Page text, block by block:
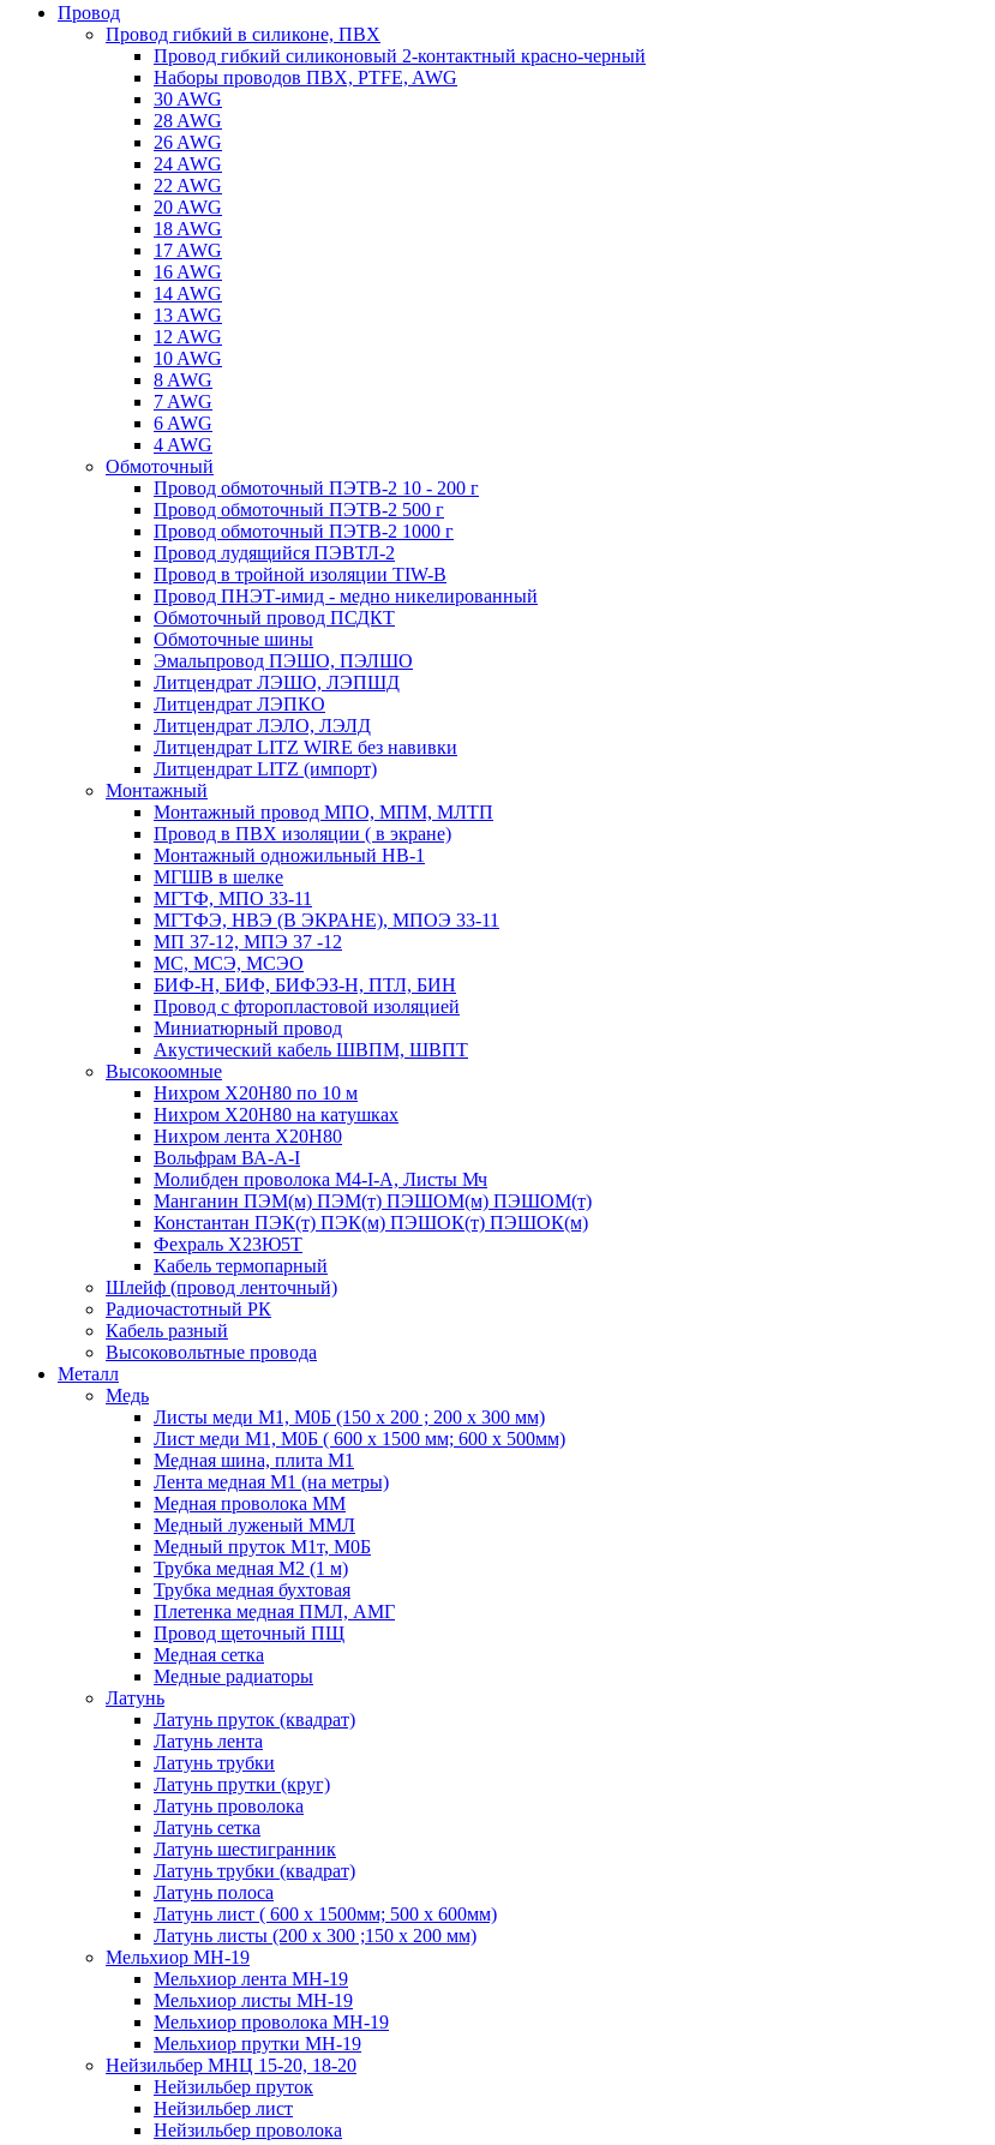
Провод
Провод гибкий в силиконе, ПВХ
Провод гибкий силиконовый 2-контактный красно-черный
Наборы проводов ПВХ, PTFE, AWG
30 AWG
28 AWG
26 AWG
24 AWG
22 AWG
20 AWG
18 AWG
17 AWG
16 AWG
14 AWG
13 AWG
12 AWG
10 AWG
8 AWG
7 AWG
6 AWG
4 AWG
Обмоточный
Провод обмоточный ПЭТВ-2 10 - 200 г
Провод обмоточный ПЭТВ-2 500 г
Провод обмоточный ПЭТВ-2 1000 г
Провод лудящийся ПЭВТЛ-2
Провод в тройной изоляции TIW-B
Провод ПНЭТ-имид - медно никелированный
Обмоточный провод ПСДКТ
Обмоточные шины
Эмальпровод ПЭШО, ПЭЛШО
Литцендрат ЛЭШО, ЛЭПШД
Литцендрат ЛЭПКО
Литцендрат ЛЭЛО, ЛЭЛД
Литцендрат LITZ WIRE без навивки
Литцендрат LITZ (импорт)
Монтажный
Монтажный провод МПО, МПМ, МЛТП
Провод в ПВХ изоляции ( в экране)
Монтажный одножильный HB-1
МГШВ в шелке
МГТФ, МПО 33-11
МГТФЭ, НВЭ (В ЭКРАНЕ), МПОЭ 33-11
МП 37-12, МПЭ 37 -12
МС, МСЭ, МСЭО
БИФ-Н, БИФ, БИФЭЗ-Н, ПТЛ, БИН
Провод с фторопластовой изоляцией
Миниатюрный провод
Акустический кабель ШВПМ, ШВПТ
Высокоомные
Нихром Х20Н80 по 10 м
Нихром Х20Н80 на катушках
Нихром лента Х20Н80
Вольфрам ВА-А-I
Молибден проволока М4-I-А, Листы Мч
Манганин ПЭМ(м) ПЭМ(т) ПЭШОМ(м) ПЭШОМ(т)
Константан ПЭК(т) ПЭК(м) ПЭШОК(т) ПЭШОК(м)
Фехраль Х23Ю5Т
Кабель термопарный
Шлейф (провод ленточный)
Радиочастотный РК
Кабель разный
Высоковольтные провода
Металл
Медь
Листы меди М1, М0Б (150 х 200 ; 200 х 300 мм)
Лист меди М1, М0Б ( 600 х 1500 мм; 600 х 500мм)
Медная шина, плита М1
Лента медная М1 (на метры)
Медная проволока ММ
Медный луженый ММЛ
Медный пруток М1т, М0Б
Трубка медная М2 (1 м)
Трубка медная бухтовая
Плетенка медная ПМЛ, АМГ
Провод щеточный ПЩ
Медная сетка
Медные радиаторы
Латунь
Латунь пруток (квадрат)
Латунь лента
Латунь трубки
Латунь прутки (круг)
Латунь проволока
Латунь сетка
Латунь шестигранник
Латунь трубки (квадрат)
Латунь полоса
Латунь лист ( 600 х 1500мм; 500 х 600мм)
Латунь листы (200 х 300 ;150 х 200 мм)
Мельхиор МН-19
Мельхиор лента МН-19
Мельхиор листы МН-19
Мельхиор проволока МН-19
Мельхиор прутки МН-19
Нейзильбер МНЦ 15-20, 18-20
Нейзильбер пруток
Нейзильбер лист
Нейзильбер проволока